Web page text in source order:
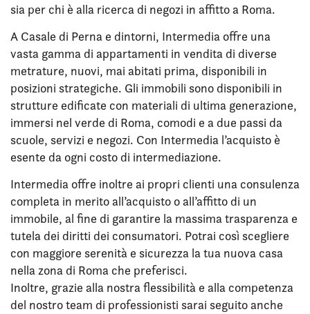
sia per chi è alla ricerca di negozi in affitto a Roma.
A Casale di Perna e dintorni, Intermedia offre una
vasta gamma di appartamenti in vendita di diverse
metrature, nuovi, mai abitati prima, disponibili in
posizioni strategiche. Gli immobili sono disponibili in
strutture edificate con materiali di ultima generazione,
immersi nel verde di Roma, comodi e a due passi da
scuole, servizi e negozi. Con Intermedia l’acquisto è
esente da ogni costo di intermediazione.
Intermedia offre inoltre ai propri clienti una consulenza
completa in merito all’acquisto o all’affitto di un
immobile, al fine di garantire la massima trasparenza e
tutela dei diritti dei consumatori. Potrai così scegliere
con maggiore serenità e sicurezza la tua nuova casa
nella zona di Roma che preferisci.
Inoltre, grazie alla nostra flessibilità e alla competenza
del nostro team di professionisti sarai seguito anche